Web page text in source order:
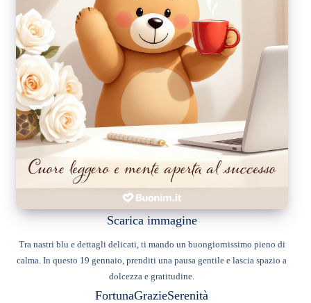
Scarica immagine
Tra nastri blu e dettagli delicati, ti mando un buongiornissimo pieno di
calma. In questo 19 gennaio, prenditi una pausa gentile e lascia spazio a
dolcezza e gratitudine.
FortunaGrazieSerenità